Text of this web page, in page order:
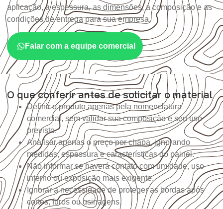
aplicação, a espessura, as dimensões, a composição e as
condições de entrega para sua empresa.
Falar com a equipe comercial
O que conferir antes de solicitar o material
Definir o produto apenas pela nomenclatura
comercial, sem validar sua composição e seu uso
previsto.
Analisar apenas o preço por chapa, ignorando
medidas, espessura e características do painel.
Não informar se haverá contato com umidade, uso
interno ou exposição mais exigente.
Ignorar a necessidade de proteger as bordas após
cortes, furos ou usinagens.